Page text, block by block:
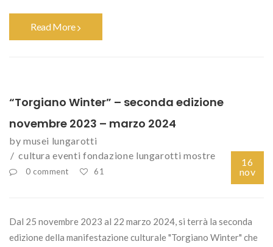
Read More
“Torgiano Winter” – seconda edizione
novembre 2023 – marzo 2024
by musei lungarotti
cultura eventi fondazione lungarotti mostre
0 comment 61
16
nov
Dal 25 novembre 2023 al 22 marzo 2024, si terrà la seconda
edizione della manifestazione culturale "Torgiano Winter" che